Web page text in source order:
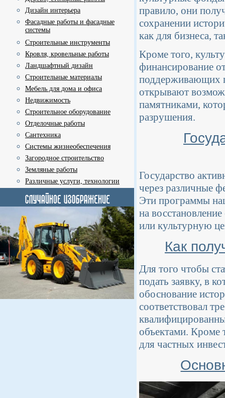
Дизайн интерьера
Фасадные работы и фасадные
системы
Строительные инструменты
Кровля, кровельные работы
Ландшафтный дизайн
Строительные материалы
Мебель для дома и офиса
Недвижимость
Строительное оборудование
Отделочные работы
Сантехника
Системы жизнеобеспечения
Загородное строительство
Земляные работы
Различные услуги, технологии
правило, они
сохранении
как для бизнеса,
Кроме того,
финансирование
поддерживающих
открывают
памятниками,
разрушения.
Государство
через различные
Эти программы
на
или культурную
Как
Для того чтобы
подать заявку, в
обоснование
соответствовал
объектами. Кроме
для частных